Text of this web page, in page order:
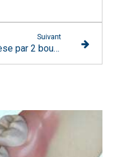
Suivant
Stabilisation d'une prothèse par 2 boutons pressions